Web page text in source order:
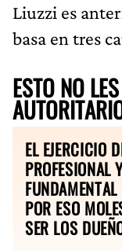
Liuzzi es
basa en tres
ESTO NO
EL EJERCICIO
PROFESIONAL
POR ESO
SER LOS